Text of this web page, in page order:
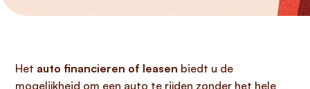
Het auto financieren of leasen biedt u de
mogelijkheid om een auto te rijden zonder het hele